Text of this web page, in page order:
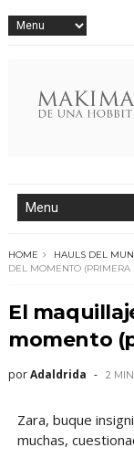
HOME HAULS DEL
DEL MOMENTO (PRIMERA
El
momento
porAdaldrida 2
Zara, buque
muchas,